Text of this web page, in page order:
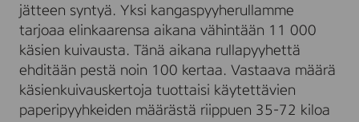
jätteen syntyä. Yksi kangaspyyherullamme
tarjoaa elinkaarensa aikana vähintään 11 000
käsien kuivausta. Tänä aikana rullapyyhettä
ehditään pestä noin 100 kertaa. Vastaava määrä
käsienkuivauskertoja tuottaisi käytettävien
paperipyyhkeiden määrästä riippuen 35-72 kiloa